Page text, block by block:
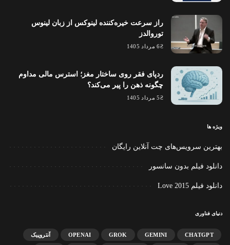
راز سرعت خیره‌کننده لینوکس از زبان لینوس
توروالدز
6 مرداد 1405
ردپای فقر روی ساختار مغز؛ استرس مالی مداوم
چگونه ذهن را پیر می‌کند؟
5 مرداد 1405
ویژه ها
بهترین سرویس‌های چت آنلاین رایگان
دانلود فیلم بدون سانسور
دانلود فیلم Love 2015
دنیای فناوری
CHATGPT
GEMINI
GROK
OPENAI آنتروپیک